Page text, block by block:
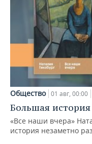
Общество 01 авг, 00:00
Большая
«Все наши вчера»
история незаметно